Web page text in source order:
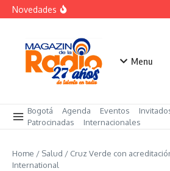
Saltar al contenido
Novedades
La posesión presidencial se
sustitución de la coca
Menu
Bogotá Agenda Eventos
Patrocinadas
Internacionales
Home / Salud / Cruz Verde con
International